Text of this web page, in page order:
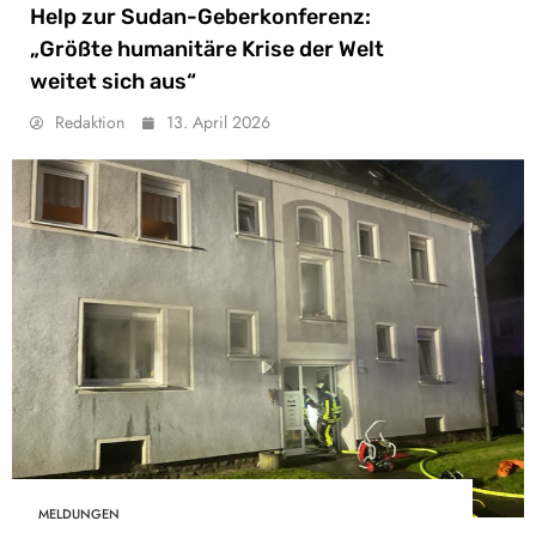
Help zur Sudan-Geberkonferenz:
„Größte humanitäre Krise der Welt
weitet sich aus“
Redaktion 13. April 2026
MELDUNGEN